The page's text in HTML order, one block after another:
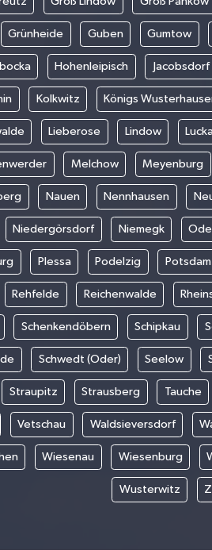
Grünheide Guben Gumtow
Hohenleipisch Jacobsdorf
Kolkwitz Königs
Lieberose Lindow
Melchow Meyenburg
Nauen Nennhausen
Niedergörsdorf Niemegk
Plessa Podelzig Potsdam
Rehfelde Reichenwalde
Schenkendöbern Schipkau
Schwedt (Oder) Seelow
Straupitz Strausberg Tauche
Vetschau Waldsieversdorf
Wiesenau Wiesenburg
Wusterwitz